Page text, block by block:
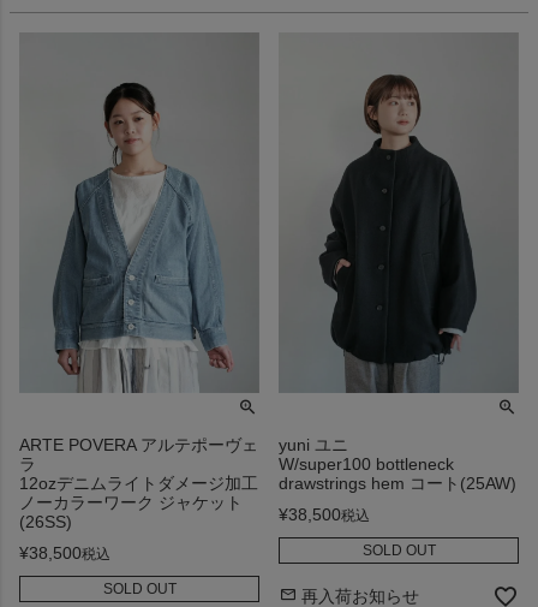
ARTE POVERA アルテポーヴェ
ラ
12ozデニムライトダメージ加工
ノーカラーワーク ジャケット
(26SS)
¥38,500税込
SOLD OUT
yuni ユニ
W/super100 bottleneck
drawstrings hem コート(25AW)
¥38,500税込
SOLD OUT
再入荷お知らせ